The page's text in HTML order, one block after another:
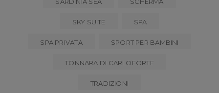
SKY SUITE SPA
SPA PRIVATA SPORT PER BAMBINI
TONNARA DI CARLOFORTE
TRADIZIONI